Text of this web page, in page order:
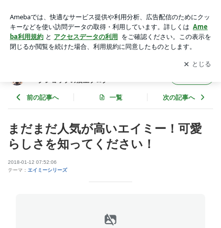
| マークジェイコブスの時計通販のワールドマークショップの
店主ブログ
アプリをダウンロードして ブログの更新通知
を受け取りまし
ょう。
開く
ークショップの店主ブログ
前の記事へ 一覧 次の記事へ
まだまだ人気が高いエイミー！可愛
らしさを知ってください！
2018-01-12 07:52:06
テーマ： エイミーシリーズ